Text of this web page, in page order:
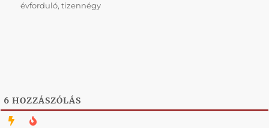
évforduló,tizennégy
6 HOZZÁSZÓLÁS